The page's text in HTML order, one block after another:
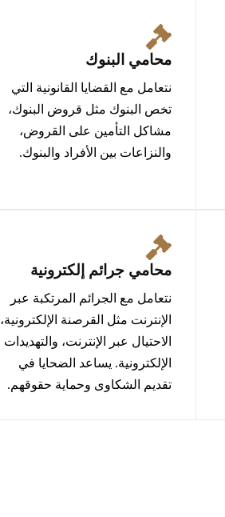
محامي البنوك
نتعامل مع القضايا القانونية التي
تخص البنوك مثل قروض البنوك،
مشاكل التأمين على القروض،
والنزاعات بين الأفراد والبنوك.
محامي جرائم إلكترونية
نتعامل مع الجرائم المرتكبة عبر
الإنترنت مثل القرصنة الإلكترونية،
الاحتيال عبر الإنترنت، والتهديدات
الإلكترونية. يساعد الضحايا في
تقديم الشكاوى وحماية حقوقهم.